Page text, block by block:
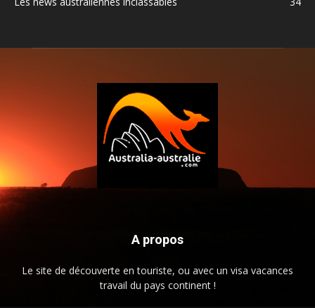
A propos
Le site de découverte en touriste, ou avec un visa vacances
travail du pays continent !